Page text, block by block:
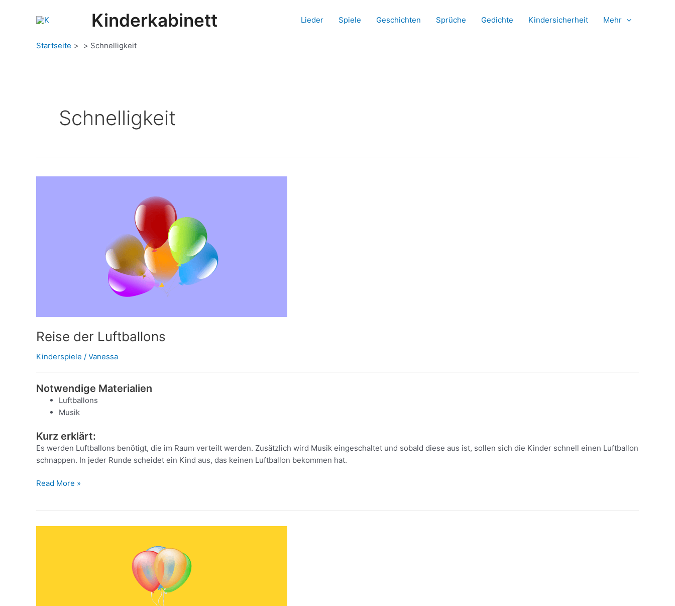
Kinderkabinett Lieder Spiele Geschichten Sprüche Gedichte Kindersicherheit Mehr
Startseite Schnelligkeit
Schnelligkeit
Reise der Luftballons
Kinderspiele / Vanessa
Notwendige Materialien
Luftballons
Musik
Kurz erklärt:
Es werden Luftballons benötigt, die im Raum verteilt werden. Zusätzlich wird Musik eingeschaltet und sobald diese aus ist, sollen sich die Kinder schnell einen Luftballon
schnappen. In jeder Runde scheidet ein Kind aus, das keinen Luftballon bekommen hat.
Read More »
pagination